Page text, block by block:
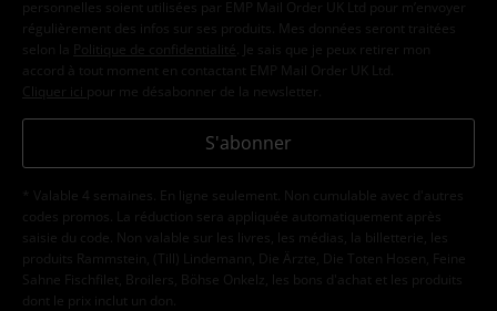
personnelles soient utilisées par EMP Mail Order UK Ltd pour m’envoyer
régulièrement des infos sur ses produits. Mes données seront traitées
selon la
Politique de confidentialité . Je sais que je peux retirer mon
accord à tout moment en contactant EMP Mail Order UK Ltd.
Cliquer ici pour me désabonner de la newsletter.
S'abonner
* Valable 4 semaines. En ligne seulement. Non cumulable avec d'autres
codes promos. La réduction sera appliquée automatiquement après
saisie du code. Non valable sur les livres, les médias, la billetterie, les
produits Rammstein, (Till) Lindemann, Die Ärzte, Die Toten Hosen, Feine
Sahne Fischfilet, Broilers, Böhse Onkelz, les bons d'achat et les produits
dont le prix inclut un don.